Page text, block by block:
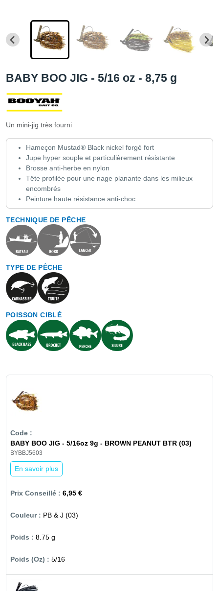
BABY BOO JIG - 5/16 oz - 8,75 g
Un mini-jig très fourni
Hameçon Mustad® Black nickel forgé fort
Jupe hyper souple et particulièrement résistante
Brosse anti-herbe en nylon
Tête profilée pour une nage planante dans les milieux
encombrés
Peinture haute résistance anti-choc.
TECHNIQUE DE PÊCHE
TYPE DE PÊCHE
POISSON CIBLÉ
BABY BOO JIG - 5/16oz 9g - BROWN PEANUT BTR (03)
BYBBJ5603
En savoir plus
6,95 €
PB & J (03)
8.75 g
5/16